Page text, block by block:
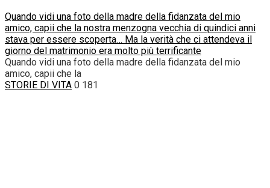
Quando vidi una foto della madre della fidanzata del mio
amico, capii che la nostra menzogna vecchia di quindici anni
stava per essere scoperta… Ma la verità che ci attendeva il
giorno del matrimonio era molto più terrificante
Quando vidi una foto della madre della fidanzata del mio
amico, capii che la
STORIE DI VITA 0 181